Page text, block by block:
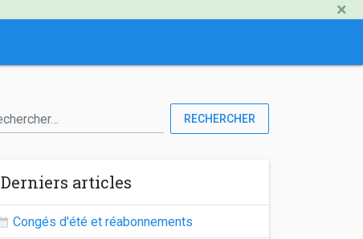
×
RECHERCHER
Derniers articles
Congés d'été et réabonnements